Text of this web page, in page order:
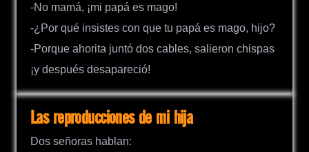
-No mamá, ¡mi papá es mago!
-¿Por qué insistes con que tu papá es mago, hijo?
-Porque ahorita juntó dos cables, salieron chispas
¡y después desapareció!
Las reproducciones de mi hija
Dos señoras hablan: